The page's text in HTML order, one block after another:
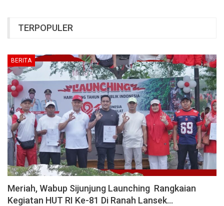
TERPOPULER
BERITA
Meriah, Wabup Sijunjung Launching Rangkaian
Kegiatan HUT RI Ke-81 Di Ranah Lansek…